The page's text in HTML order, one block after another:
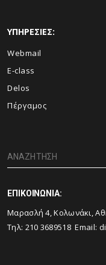
ΥΠΗΡΕΣΙΕΣ:
Webmail
E-class
Delos
Πέργαμος
ΕΠΙΚΟΙΝΩΝΙΑ:
Μαρασλή 4, Κολωνάκι,
Τηλ: 210 3689518 Email: